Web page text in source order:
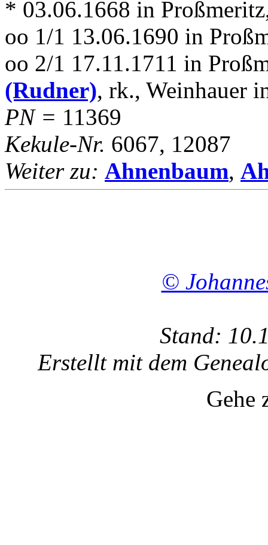
* 03.06.1668 in
oo 1/1 13.06.1690 in
oo 2/1 17.11.1711 in
(Rudner), rk., Weinhauer
PN = 11369
Kekule-Nr. 6067, 12087
Weiter zu: Ahnenbaum,
©
Stand:
Erstellt mit dem
Gehe